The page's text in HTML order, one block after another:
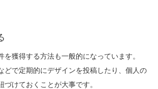
を獲得する方法も一般的になっています。
どで定期的にデザインを投稿したり、個人の
づけておくことが大事です。